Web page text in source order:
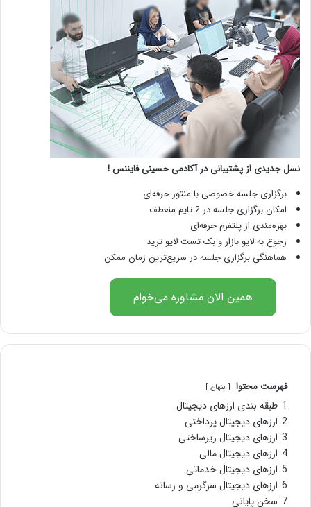
نسل جدیدی از پشتیبانی در آکادمی حسینی فایننس !
برگزاری جلسه خصوصی با منتور حرفه‌ای
امکان برگزاری جلسه در 2 تایم منعطف
بهره‌مندی از پلتفرم حرفه‌ای
رجوع به لایو بازار و بک تست لایو ترید
هماهنگی برگزاری جلسه در سریع‌ترین زمان ممکن
همین الان مشاوره می‌خوام
فهرست محتوا پنهان
1 طبقه بندی ارزهای دیجیتال
2 ارزهای دیجیتال پرداختی
3 ارزهای دیجیتال زیرساختی
4 ارزهای دیجیتال مالی
5 ارزهای دیجیتال خدماتی
6 ارزهای دیجیتال سرگرمی و رسانه
7 سخن پایانی